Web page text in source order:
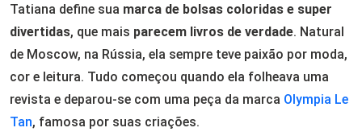
Tatiana define sua marca de bolsas coloridas e super
divertidas, que mais parecem livros de verdade. Natural
de Moscow, na Rússia, ela sempre teve paixão por moda,
cor e leitura. Tudo começou quando ela folheava uma
revista e deparou-se com uma peça da marca Olympia Le
Tan, famosa por suas criações.